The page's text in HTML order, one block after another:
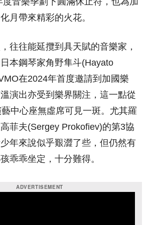
月帶來精彩的火花。
往往能延攬到具天賦的音樂家，
本鋼琴家角野隼斗(Hayato
在2024年首度邀請到加國樂
演出亦受到樂界關注，這一點從
中心座無虛席可見一斑。尤其羅
菲夫(Sergey Prokofiev)的第3協
年來說似乎艱澀了些，但仍然有
乖乖坐定，十分難得。